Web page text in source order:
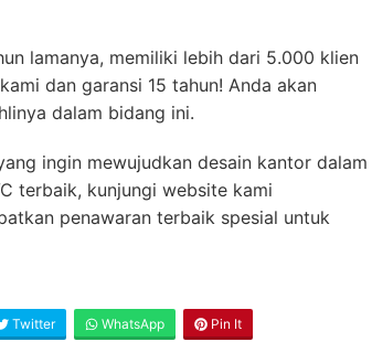
lamanya, memiliki lebih dari 5.000 klien
dan garansi 15 tahun! Anda akan
dalam bidang ini.
ingin mewujudkan desain kantor dalam
terbaik, kunjungi website kami
penawaran terbaik spesial untuk
Twitter WhatsApp Pin It